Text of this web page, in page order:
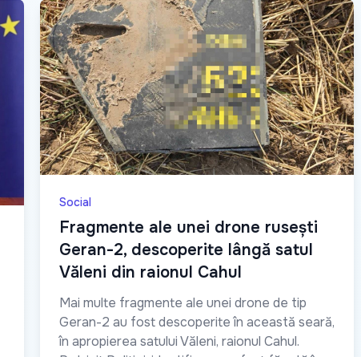
Social
Fragmente ale unei drone rusești
Geran-2, descoperite lângă satul
Văleni din raionul Cahul
Mai multe fragmente ale unei drone de tip
Geran-2 au fost descoperite în această seară,
în apropierea satului Văleni, raionul Cahul.